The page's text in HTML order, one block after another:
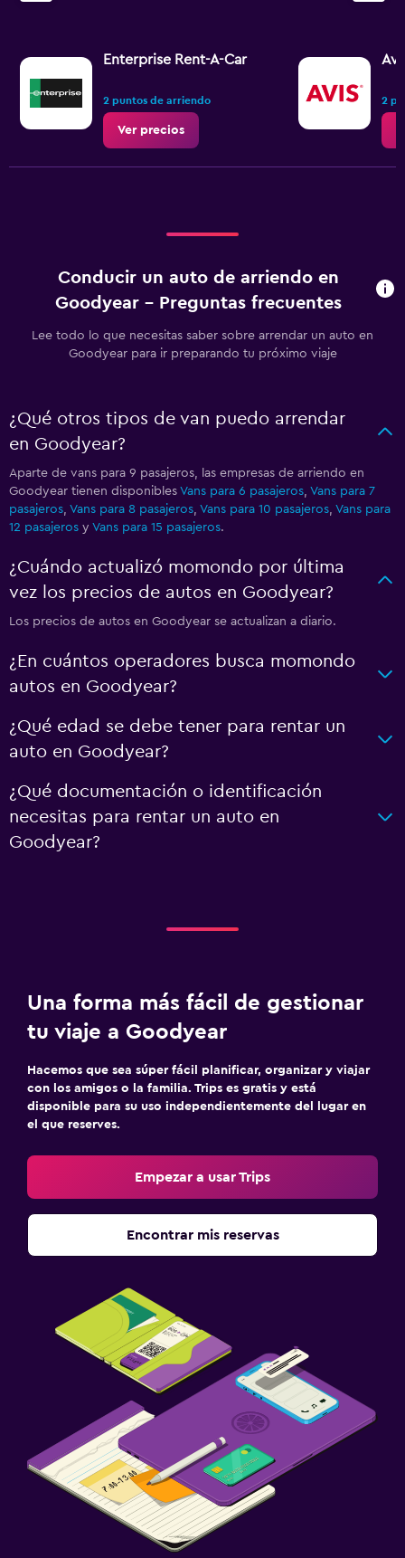
Enterprise Rent-A-Car
2 puntos de arriendo
Ver precios
2
Conducir un auto de arriendo en
Goodyear - Preguntas frecuentes
Lee todo lo que necesitas saber sobre arrendar un auto en
Goodyear para ir preparando tu próximo viaje
¿Qué otros tipos de van puedo arrendar
en Goodyear?
Aparte de vans para 9 pasajeros, las empresas de arriendo en
Goodyear tienen disponibles Vans para 6 pasajeros, Vans para 7
pasajeros, Vans para 8 pasajeros, Vans para 10 pasajeros, Vans para
12 pasajeros y Vans para 15 pasajeros.
¿Cuándo actualizó momondo por última
vez los precios de autos en Goodyear?
Los precios de autos en Goodyear se actualizan a diario.
¿En cuántos operadores busca momondo
autos en Goodyear?
¿Qué edad se debe tener para rentar un
auto en Goodyear?
¿Qué documentación o identificación
necesitas para rentar un auto en
Goodyear?
Una forma más fácil de gestionar
tu viaje a Goodyear
Hacemos que sea súper fácil planificar, organizar y viajar
con los amigos o la familia. Trips es gratis y está
disponible para su uso independientemente del lugar en
el que reserves.
Empezar a usar Trips
Encontrar mis reservas